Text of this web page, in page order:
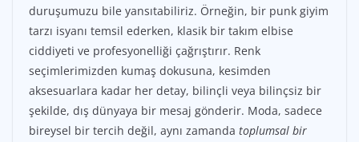
duruşumuzu bile yansıtabiliriz. Örneğin, bir punk giyim
tarzı isyanı temsil ederken, klasik bir takım elbise
ciddiyeti ve profesyonelliği çağrıştırır. Renk
seçimlerimizden kumaş dokusuna, kesimden
aksesuarlara kadar her detay, bilinçli veya bilinçsiz bir
şekilde, dış dünyaya bir mesaj gönderir. Moda, sadece
bireysel bir tercih değil, aynı zamanda toplumsal bir